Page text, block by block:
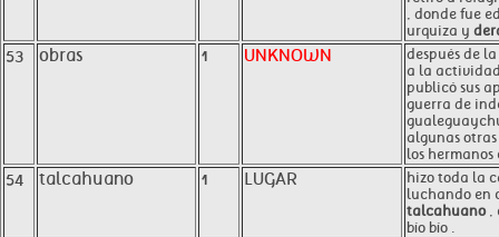
, donde fue
urquiza y
53 obras 1 UNKNOWN
después de
a la
publicó sus
guerra de
algunas otras
los
54 talcahuano 1 LUGAR
hizo toda la
luchando en
talcahuano,
bío bío .